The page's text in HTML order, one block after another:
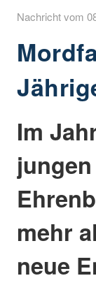
Nachricht vom
Im
mehr
neue